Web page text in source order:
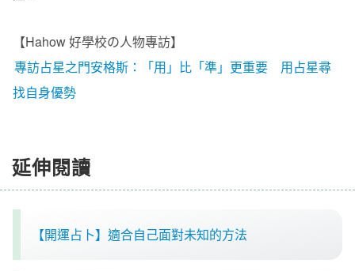
【Hahow 好學校の人物專訪】
專訪占星之門安格斯：「用」比「準」更重要 用占星尋
找自身優勢
延伸閱讀
【開運占卜】適合自己面對未知的方法